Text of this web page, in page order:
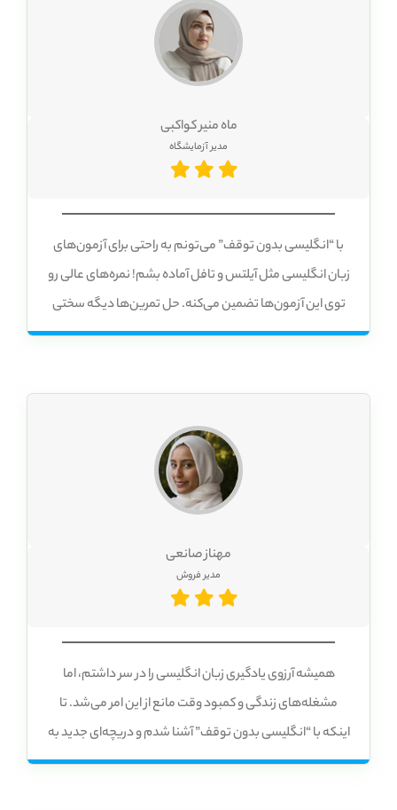
ماه منیر کواکبی
مدیر آزمایشگاه
با “انگلیسی بدون توقف” می‌تونم به راحتی برای آزمون‌های
زبان انگلیسی مثل آیلتس و تافل آماده بشم! نمره‌های عالی رو
توی این آزمون‌ها تضمین می‌کنه. حل تمرین‌ها دیگه سختی
نداره! با سیستم تصحیح هوشمند “انگلیسی بدون توقف”،
از این سیستم می‌پرسم و سریع جوابمو می‌گیرم.
مهناز صانعی
مدیر فروش
همیشه آرزوی یادگیری زبان انگلیسی را در سر داشتم، اما
مشغله‌های زندگی و کمبود وقت مانع از این امر می‌شد. تا
اینکه با “انگلیسی بدون توقف” آشنا شدم و دریچه‌ای جدید به
سوی دنیای زبان‌ها به رویم گشوده شد. زبان انگلیسی با